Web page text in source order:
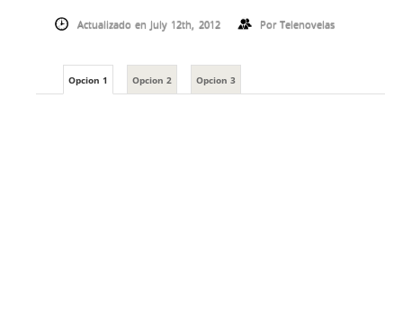
Actualizado en July 12th, 2012 Por Telenovelas
Opcion 1 Opcion 2 Opcion 3